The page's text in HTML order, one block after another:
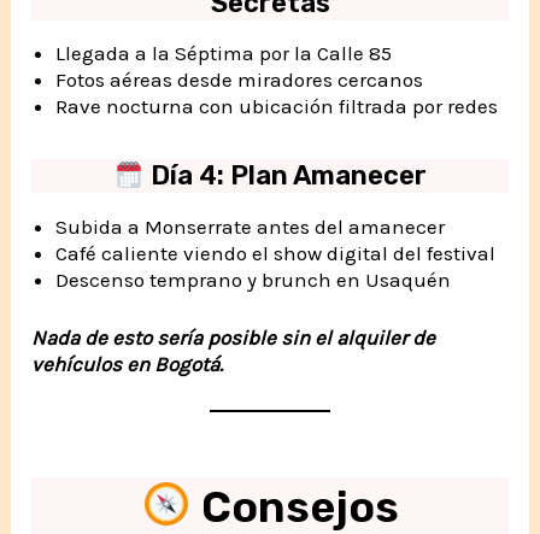
Llegada a la Séptima por la Calle 85
Fotos aéreas desde miradores cercanos
Rave nocturna con ubicación filtrada por redes
Día 4: Plan Amanecer
Subida a Monserrate antes del amanecer
Café caliente viendo el show digital del festival
Descenso temprano y brunch en Usaquén
Nada de esto sería posible sin el alquiler de
vehículos en Bogotá.
Consejos